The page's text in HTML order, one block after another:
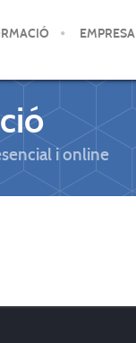
EMPRESA
i online